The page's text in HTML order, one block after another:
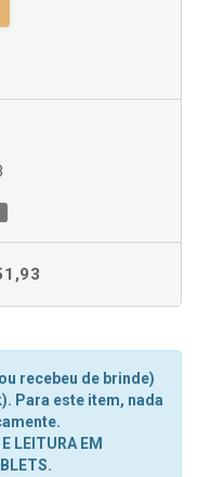
recebeu de brinde)
Para este item, nada
LEITURA EM